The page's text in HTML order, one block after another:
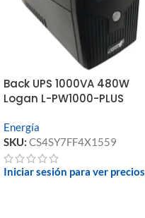
Back UPS 1000VA 480W
Logan L-PW1000-PLUS
Energía
SKU: CS4SY7FF4X1559
Iniciar sesión para ver precios